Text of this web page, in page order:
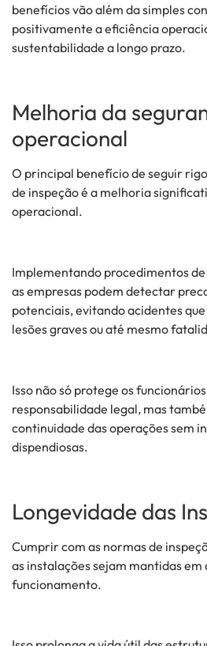
benefícios vão além da simples
positivamente a eficiência
sustentabilidade a longo prazo.
Melhoria da
operacional
O principal benefício de seguir
de inspeção é a melhoria
operacional.
Implementando procedimentos
as empresas podem detectar
potenciais, evitando acidentes
lesões graves ou até mesmo
Isso não só protege os
responsabilidade legal, mas
continuidade das operações sem
dispendiosas.
Longevidade das
Cumprir com as normas de
as instalações sejam mantidas em
funcionamento.